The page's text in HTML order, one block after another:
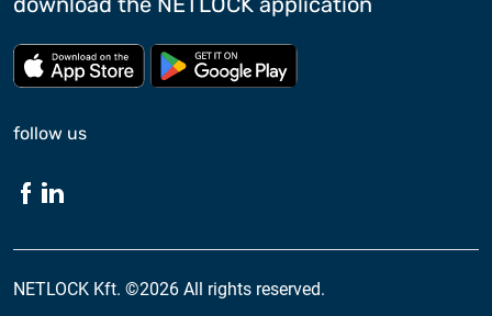
Download from App storeDownload from Google
follow us
NETLOCK Kft. ©2026 All rights reserved.